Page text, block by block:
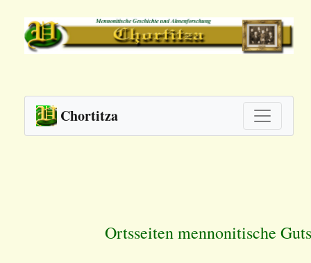
Chortitza
Ortsseiten mennonitische